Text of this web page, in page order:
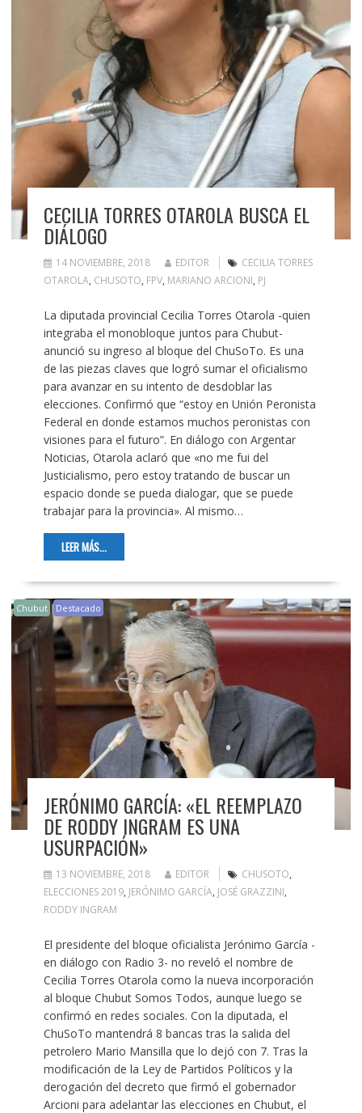
CECILIA TORRES OTAROLA BUSCA EL
DIÁLOGO
14 NOVIEMBRE, 2018 EDITOR
CECILIA TORRES
OTAROLA, CHUSOTO, FPV, MARIANO ARCIONI, PJ
La diputada provincial Cecilia Torres Otarola -quien
integraba el monobloque juntos para Chubut-
anunció su ingreso al bloque del ChuSoTo. Es una
de las piezas claves que logró sumar el oficialismo
para avanzar en su intento de desdoblar las
elecciones. Confirmó que “estoy en Unión Peronista
Federal en donde estamos muchos peronistas con
visiones para el futuro”. En diálogo con Argentar
Noticias, Otarola aclaró que «no me fui del
Justicialismo, pero estoy tratando de buscar un
espacio donde se pueda dialogar, que se puede
trabajar para la provincia». Al mismo…
LEER MÁS...
Chubut Destacado
JERÓNIMO GARCÍA: «EL REEMPLAZO
DE RODDY INGRAM ES UNA
USURPACIÓN»
13 NOVIEMBRE, 2018 EDITOR CHUSOTO,
ELECCIONES 2019, JERÓNIMO GARCÍA, JOSÉ GRAZZINI,
RODDY INGRAM
El presidente del bloque oficialista Jerónimo García -
en diálogo con Radio 3- no reveló el nombre de
Cecilia Torres Otarola como la nueva incorporación
al bloque Chubut Somos Todos, aunque luego se
confirmó en redes sociales. Con la diputada, el
ChuSoTo mantendrá 8 bancas tras la salida del
petrolero Mario Mansilla que lo dejó con 7. Tras la
modificación de la Ley de Partidos Políticos y la
derogación del decreto que firmó el gobernador
Arcioni para adelantar las elecciones en Chubut, el